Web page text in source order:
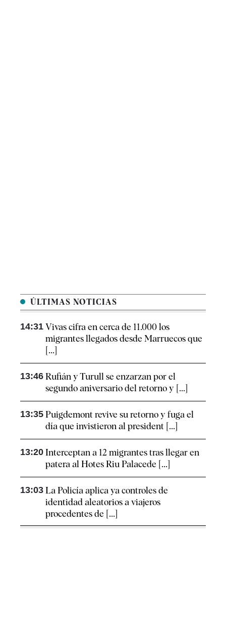
ÚLTIMAS NOTICIAS
14:31 Vivas cifra en cerca de 11.000 los
migrantes llegados desde Marruecos que
[...]
13:46 Rufián y Turull se enzarzan por el
segundo aniversario del retorno y [...]
13:35 Puigdemont revive su retorno y fuga el
día que invistieron al president [...]
13:20 Interceptan a 12 migrantes tras llegar en
patera al Hotes Riu Palacede [...]
13:03 La Policía aplica ya controles de
identidad aleatorios a viajeros
procedentes de [...]